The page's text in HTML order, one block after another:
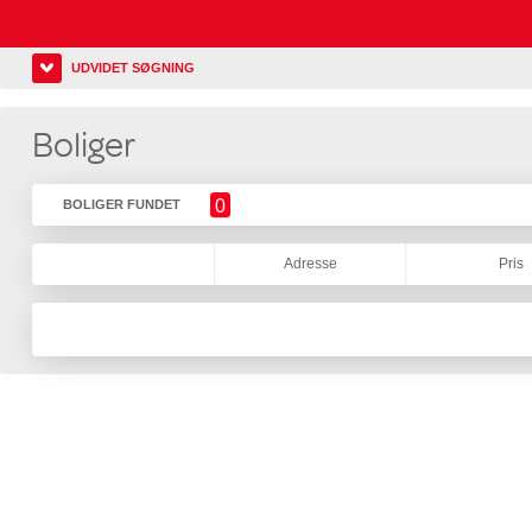
UDVIDET SØGNING
Boliger
BOLIGER FUNDET 0
Adresse Pris